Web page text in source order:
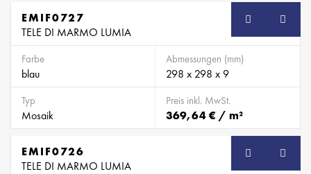
SB
EMIF0727
TELE DI MARMO LUMIA
Farbe
blau
Abmessungen (mm)
298 x 298 x 9
Typ
Mosaik
Preis inkl. MwSt.
369,64 € / m²
SB
EMIF0726
TELE DI MARMO LUMIA